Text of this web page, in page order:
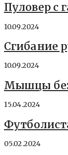
Пуловер с
10.09.2024
Сгибание
10.09.2024
Мышцы
15.04.2024
05.02.2024